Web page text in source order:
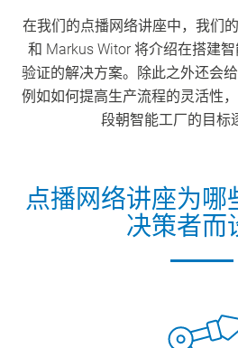
在我们的点播网络讲座中，我们
和 Markus Witor 将介绍在搭建
验证的解决方案。除此之外还会
例如如何提高生产流程的灵活性
段朝智能工厂的目标
点播网络讲座为哪
决策者而